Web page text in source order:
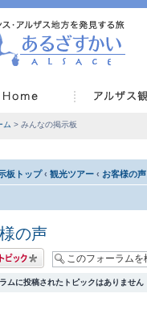
ム > みんなの掲示板
板トップ ‹ 観光ツアー ‹ お客様の声
の声
投稿す
ムに投稿されたトピックはありません